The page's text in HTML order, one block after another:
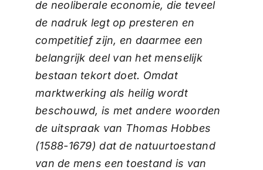
de neoliberale economie, die teveel
de nadruk legt op presteren en
competitief zijn, en daarmee een
belangrijk deel van het menselijk
bestaan tekort doet. Omdat
marktwerking als heilig wordt
beschouwd, is met andere woorden
de uitspraak van Thomas Hobbes
(1588-1679) dat de natuurtoestand
van de mens een toestand is van